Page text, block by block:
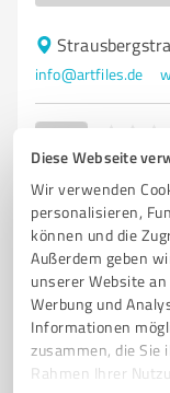
Diese Webseite
Wir verwenden
personalisieren,
können und die
Außerdem geben
unserer Website
Werbung und
Informationen
zusammen, die Sie
Rahmen Ihrer
info@artfiles.de
Nicht
5
infobroker
Professionelle
Datenrecherche